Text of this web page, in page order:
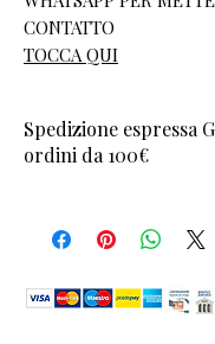
CONTATTO
TOCCA QUI
Spedizione espressa
ordini da 100€